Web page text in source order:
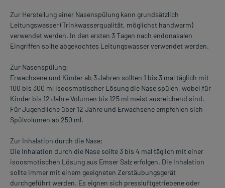
Zur Herstellung einer Nasenspülung kann grundsätzlich
Leitungswasser (Trinkwasserqualität, möglichst handwarm)
verwendet werden. In den ersten 3 Tagen nach endonasalen
Eingriffen sollte abgekochtes Leitungswasser verwendet werden.
Zur Nasenspülung:
Erwachsene und Kinder ab 3 Jahren sollten 1 bis 3 mal täglich mit
100 bis 300 ml isoosmotischer Lösung die Nase spülen, wobei für
Kinder bis 12 Jahre Volumen bis 125 ml meist ausreichend sind.
Für Jugendliche über 12 Jahre und Erwachsene empfehlen sich
Spülvolumen ab 250 ml.
Zur Inhalation durch die Nase:
Die Inhalation durch die Nase sollte 3 bis 4 mal täglich mit einer
isoosmotischen Lösung aus Emser Salz erfolgen. Die Inhalation
sollte immer mit einem geeigneten Zerstäubungsgerät
durchgeführt werden. Es eignen sich pressluftgetriebene oder